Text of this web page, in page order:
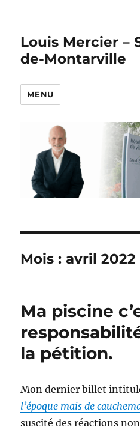
Louis Mercier –
de-Montarville
MENU
Mois :avril 2022
Ma piscine
la pétition.
Mon dernier billet
l’époque mais de
suscité des réactions